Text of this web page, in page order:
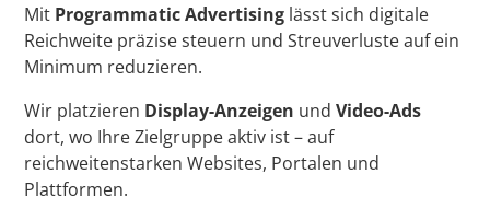
Mit Programmatic Advertising lässt sich digitale
Reichweite präzise steuern und Streuverluste auf ein
Minimum reduzieren.
Wir platzieren Display-Anzeigen undVideo-Ads
dort, wo Ihre Zielgruppe aktiv ist – auf
reichweitenstarken Websites, Portalen und
Plattformen.